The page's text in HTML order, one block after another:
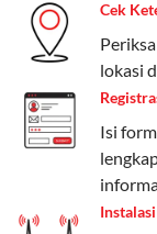
Kelebihan:
koneksi
kuota.
Telkomsel
beragam,
Pengguna
internet,
Cek
lokasi
Isi